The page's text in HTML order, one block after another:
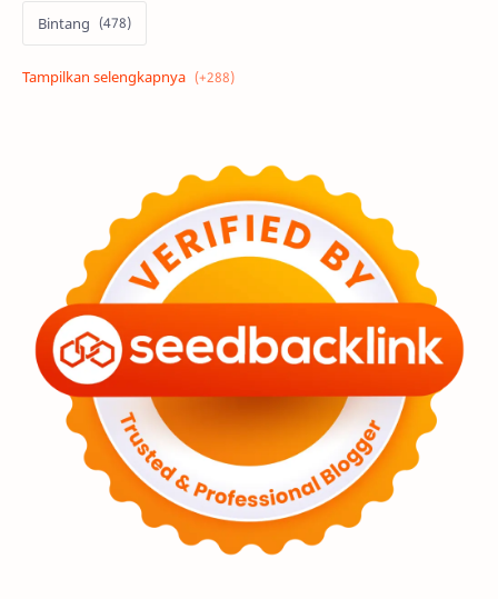
Bintang
Alam semesta Galaksi
Tata Surya Hype
Asteroid Observasi
Premium Komet Bulan
Penelitian Serba-serbi Satelit
Luar Angkasa Video Aurora
Supernova Nebula Sponsored
Featured Mars
GMT 2016